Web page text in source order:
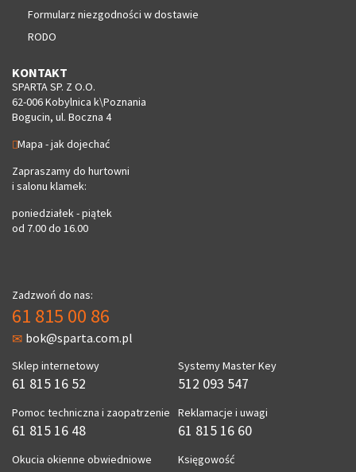
Formularz niezgodności w dostawie
RODO
KONTAKT
SPARTA SP. Z O.O.
62-006 Kobylnica k\Poznania
Bogucin, ul. Boczna 4
Mapa - jak dojechać
Zapraszamy do hurtowni
i salonu klamek:
poniedziałek - piątek
od 7.00 do 16.00
Zadzwoń do nas:
61 815 00 86
bok@sparta.com.pl
Sklep internetowy
61 815 16 52
Pomoc techniczna i zaopatrzenie
61 815 16 48
Okucia okienne obwiedniowe
Systemy Master Key
512 093 547
Reklamacje i uwagi
61 815 16 60
Księgowość